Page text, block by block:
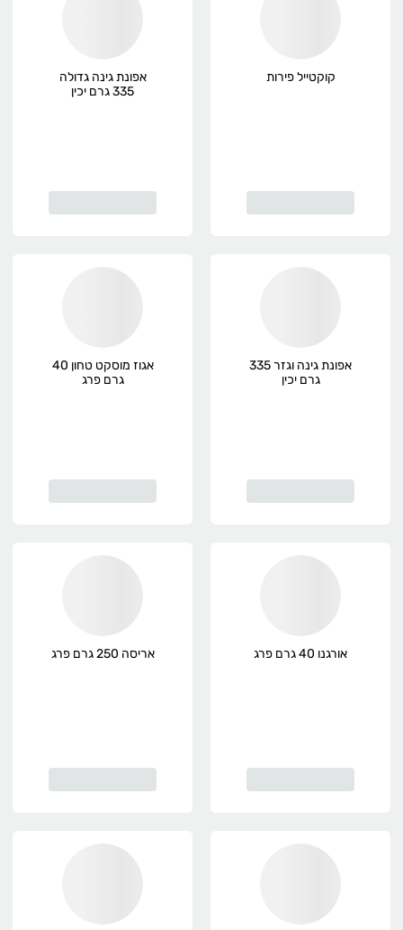
קוקטייל פירות
אפונת גינה גדולה
335 גרם יכין
אפונת גינה וגזר 335
גרם יכין
אגוז מוסקט טחון 40
גרם פרג
אורגנו 40 גרם פרג אריסה 250 גרם פרג